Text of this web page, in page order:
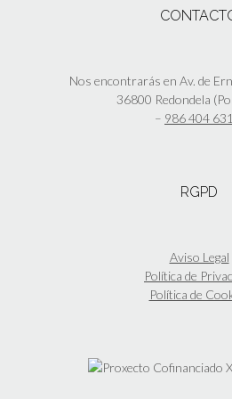
elegir
en
la
Nos encontrarás en Av. de
36800 Redondela
– 986 404 631
RGPD
Aviso Legal
Política de
Política de